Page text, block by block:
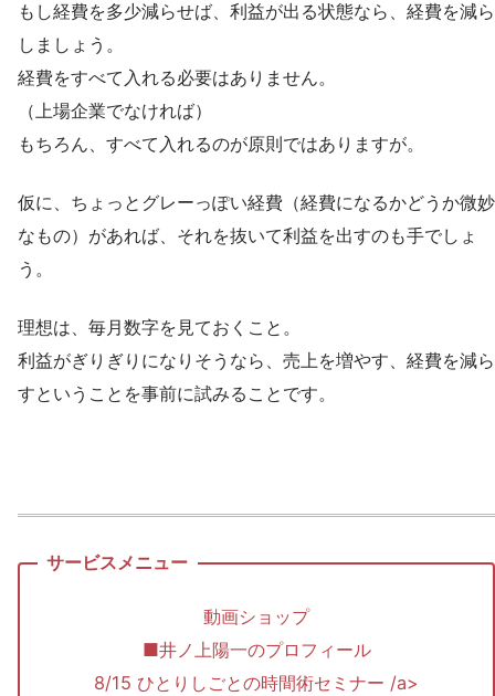
もし経費を多少減らせば、利益が出る状態なら、経費を減ら
しましょう。
経費をすべて入れる必要はありません。
（上場企業でなければ）
もちろん、すべて入れるのが原則ではありますが。
仮に、ちょっとグレーっぽい経費（経費になるかどうか微妙
なもの）があれば、それを抜いて利益を出すのも手でしょ
う。
理想は、毎月数字を見ておくこと。
利益がぎりぎりになりそうなら、売上を増やす、経費を減ら
すということを事前に試みることです。
動画ショップ
■井ノ上陽一のプロフィール
8/15 ひとりしごとの時間術セミナー /a>